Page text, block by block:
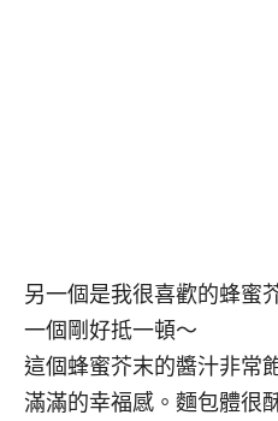
另一個是我很喜歡的蜂蜜
一個剛好抵一頓～
這個蜂蜜芥末的醬汁非常
滿滿的幸福感。麵包體很